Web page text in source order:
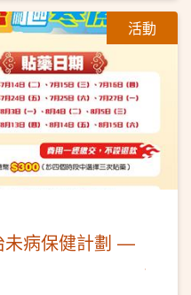
活動
未病保健計劃 —